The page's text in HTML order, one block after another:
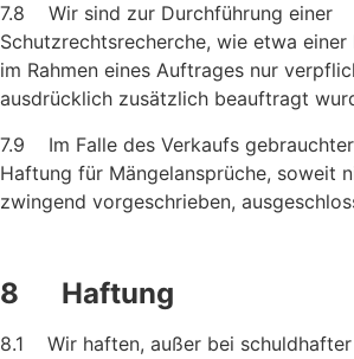
7.8 Wir sind zur Durchführung einer
Schutzrechtsrecherche, wie etwa einer
im Rahmen eines Auftrages nur
ausdrücklich zusätzlich beauftragt
7.9 Im Falle des Verkaufs
Haftung für Mängelansprüche, soweit
zwingend vorgeschrie­ben,
8 Haftung
8.1 Wir haften, außer bei